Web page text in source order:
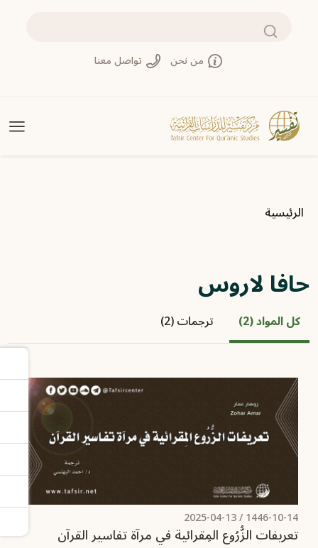
بحث
من نحن تواصل معنا
مسار التنقل
الرئيسية
حافا لاروس
كل المواد (2) ترجمات (2)
1446-10-14 /
2025-04-13
تعريفات الزُّرُوع المِقرائية في مرآة تفاسير القرآن